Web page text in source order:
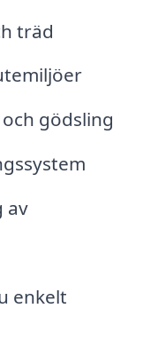
träd
gödsling
av
enkelt